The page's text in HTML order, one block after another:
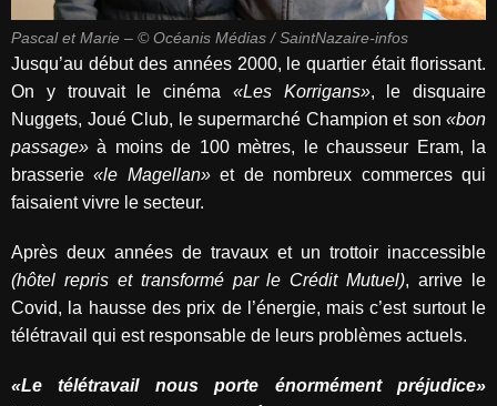
Pascal et Marie – © Océanis Médias / SaintNazaire-infos
Jusqu’au début des années 2000, le quartier était florissant.
On y trouvait le cinéma «Les Korrigans», le disquaire
Nuggets, Joué Club, le supermarché Champion et son «bon
passage» à moins de 100 mètres, le chausseur Eram, la
brasserie«le Magellan»et de nombreux commerces qui
faisaient vivre le secteur.
Après deux années de travaux et un trottoir inaccessible
(hôtel repris et transformé par le Crédit Mutuel), arrive le
Covid, la hausse des prix de l’énergie, mais c’est surtout le
télétravail qui est responsable de leurs problèmes actuels.
«Le télétravail nous porte énormément préjudice»